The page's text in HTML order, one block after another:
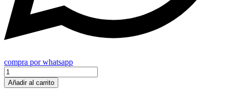
compra por whatsapp
Tobillera
deportiva
cantidad
Añadir al carrito